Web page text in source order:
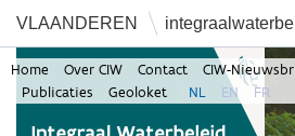
VLAANDEREN
Home Over CIW Contact CIW-
Publicaties
Geoloket NL EN FR